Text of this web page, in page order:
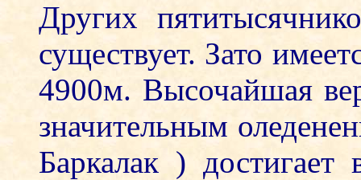
Других
существует. Зато
4900м. Высочайшая
значительным
Баркалак )